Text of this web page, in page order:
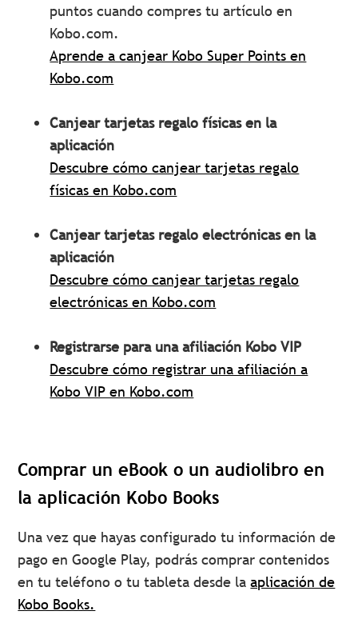
puntos cuando compres tu artículo en
Kobo.com.
Aprende a canjear Kobo Super Points en
Kobo.com
Canjear tarjetas regalo físicas en la
aplicación
Descubre cómo canjear tarjetas regalo
físicas en Kobo.com
Canjear tarjetas regalo electrónicas en la
aplicación
Descubre cómo canjear tarjetas regalo
electrónicas en Kobo.com
Registrarse para una afiliación Kobo VIP
Descubre cómo registrar una afiliación a
Kobo VIP en Kobo.com
Comprar un eBook o un audiolibro en
la aplicación Kobo Books
Una vez que hayas configurado tu información de
pago en Google Play, podrás comprar contenidos
en tu teléfono o tu tableta desde laaplicación de
Kobo Books.